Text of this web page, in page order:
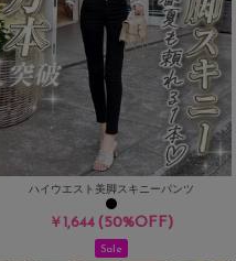
ハイウエスト美脚スキニーパンツ
￥1,644(50%OFF)
Sale